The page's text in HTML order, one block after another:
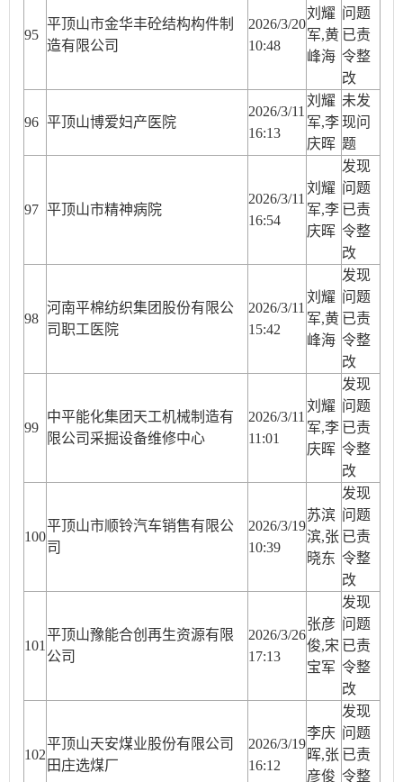
95
平顶山市金华丰砼结构构件制
造有限公司
2026/3/20
10:48
刘耀
军,黄
峰海
问题
已责
令整
改
96 平顶山博爱妇产医院
2026/3/11
16:13
刘耀
军,李
庆晖
未发
现问
题
97 平顶山市精神病院
2026/3/11
16:54
刘耀
军,李
庆晖
发现
问题
已责
令整
改
98
河南平棉纺织集团股份有限公
司职工医院
2026/3/11
15:42
刘耀
军,黄
峰海
发现
问题
已责
令整
改
99
中平能化集团天工机械制造有
限公司采掘设备维修中心
2026/3/11
11:01
刘耀
军,李
庆晖
发现
问题
已责
令整
改
100
平顶山市顺铃汽车销售有限公
司
2026/3/19
10:39
苏滨
滨,张
晓东
发现
问题
已责
令整
改
101
平顶山豫能合创再生资源有限
公司
2026/3/26
17:13
张彦
俊,宋
宝军
发现
问题
已责
令整
改
102
平顶山天安煤业股份有限公司
田庄选煤厂
2026/3/19
16:12
李庆
晖,张
彦俊
发现
问题
已责
令整